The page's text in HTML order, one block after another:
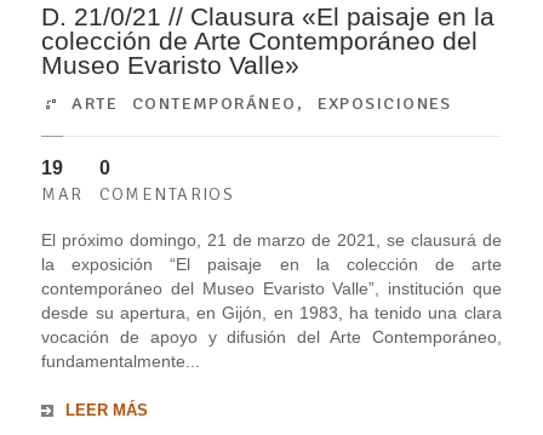
D. 21/0/21 // Clausura «El paisaje en la
colección de Arte Contemporáneo del
Museo Evaristo Valle»
ARTE CONTEMPORÁNEO , EXPOSICIONES
19
MAR
0
COMENTARIOS
El próximo domingo, 21 de marzo de 2021, se clausurá de
la exposición “El paisaje en la colección de arte
contemporáneo del Museo Evaristo Valle”, institución que
desde su apertura, en Gijón, en 1983, ha tenido una clara
vocación de apoyo y difusión del Arte Contemporáneo,
fundamentalmente...
LEER MÁS